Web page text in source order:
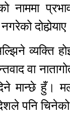
व्यक्ति
वा
मान्छे हुँ।
पनि